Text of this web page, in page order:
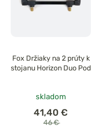
Fox Držiaky na 2 prúty k
stojanu Horizon Duo Pod
skladom
41,40 €
46 €